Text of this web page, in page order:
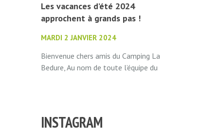
Les vacances d’été 2024
approchent à grands pas !
MARDI 2 JANVIER 2024
Bienvenue chers amis du Camping La
Bedure, Au nom de toute l’équipe du
INSTAGRAM